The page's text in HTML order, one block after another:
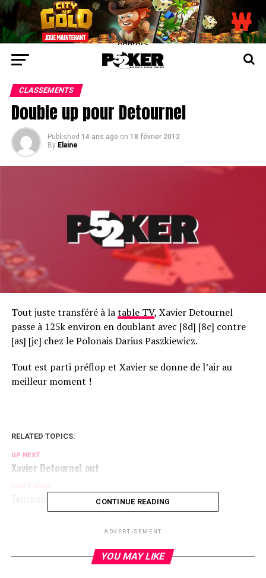
center>
CLASSEMENTS
Double up pour Detournel
Published 14 ans ago on 18 février 2012
By Elaine
Tout juste transféré à latable TV, Xavier Detournel
passe à 125k environ en doublant avec [8d] [8c] contre
[as] [jc] chez le Polonais Darius Paszkiewicz.
Tout est parti préflop et Xavier se donne de l’air au
meilleur moment !
RELATED TOPICS:
UP NEXT
Xavier Detournel out
Tournament break CONTINUE READING
ADVERTISEMENT
YOU MAY LIKE